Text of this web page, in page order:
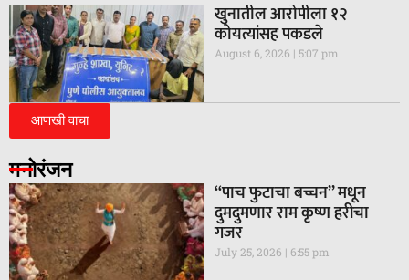
खुनातील आरोपीला १२
कोयत्यांसह पकडले
August 6, 2026 5:07 pm
आणखी वाचा
मनोरंजन
“पाच फुटाचा बच्चन” मधून
दुमदुमणार राम कृष्ण हरीचा
गजर
July 25, 2026 6:55 pm